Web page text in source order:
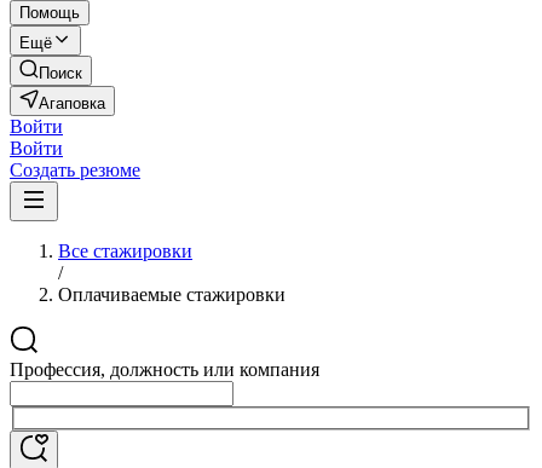
Помощь
Ещё
Поиск
Агаповка
Войти
Войти
Создать резюме
Все стажировки
/
Оплачиваемые стажировки
Профессия, должность или компания